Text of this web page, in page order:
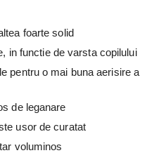
foarte solid
in functie de varsta copilului
pentru o mai buna aerisire a
de leganare
usor de curatat
voluminos